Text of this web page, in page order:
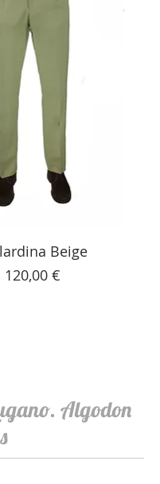
Beige
Precio
120,00 €
Algodon